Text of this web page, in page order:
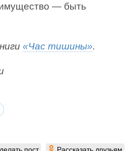
— быть
«Час тишины».
пост Рассказать друзьям